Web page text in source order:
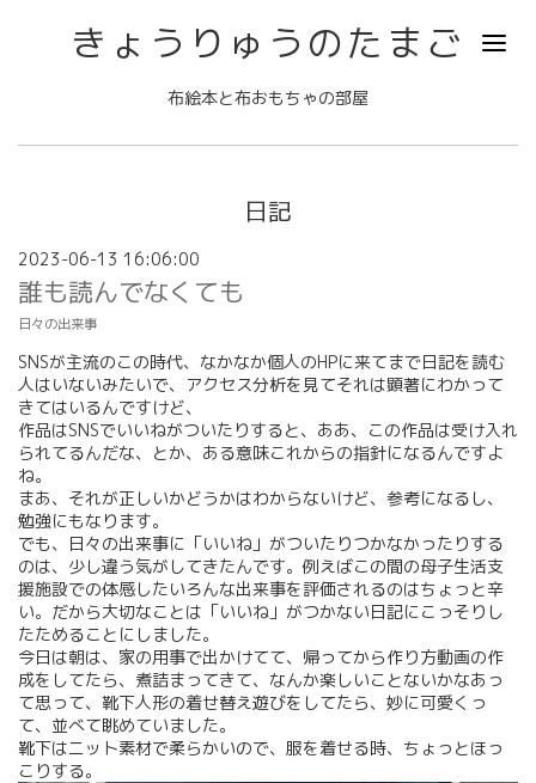
きょうりゅうのたまご
布絵本と布おもちゃの部屋
日記
2023-06-13 16:06:00
誰も読んでなくても
日々の出来事
SNSが主流のこの時代、なかなか個人のHPに来てまで日記を読む
人はいないみたいで、アクセス分析を見てそれは顕著にわかって
きてはいるんですけど、
作品はSNSでいいねがついたりすると、ああ、この作品は受け入れ
られてるんだな、とか、ある意味これからの指針になるんですよ
ね。
まあ、それが正しいかどうかはわからないけど、参考になるし、
勉強にもなります。
でも、日々の出来事に「いいね」がついたりつかなかったりする
のは、少し違う気がしてきたんです。例えばこの間の母子生活支
援施設での体感したいろんな出来事を評価されるのはちょっと辛
い。だから大切なことは「いいね」がつかない日記にこっそりし
たためることにしました。
今日は朝は、家の用事で出かけてて、帰ってから作り方動画の作
成をしてたら、煮詰まってきて、なんか楽しいことないかなあっ
て思って、靴下人形の着せ替え遊びをしてたら、妙に可愛くっ
て、並べて眺めていました。
靴下はニット素材で柔らかいので、服を着せる時、ちょっとほっ
こりする。